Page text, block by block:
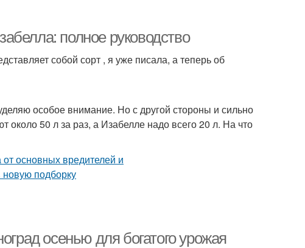
полное руководство
собой сорт , я уже писала, а теперь об
особое внимание. Но с другой стороны и сильно
около 50 л за раз, а Изабелле надо всего 20 л. На что
осенью для богатого урожая